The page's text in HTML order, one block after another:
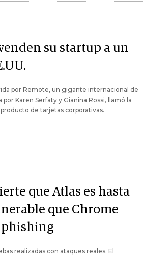
su startup a un
por Remote, un gigante internacional de
por Karen Serfaty y Gianina Rossi, llamó la
de tarjetas corporativas.
que Atlas es hasta
que Chrome
phishing
realizadas con ataques reales. El